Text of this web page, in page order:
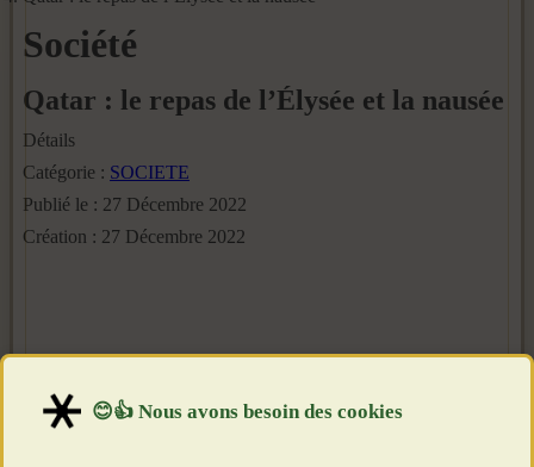
Société
Qatar : le repas de l’Élysée et la nausée
Détails
Catégorie : SOCIETE
Publié le : 27 Décembre 2022
Création : 27 Décembre 2022